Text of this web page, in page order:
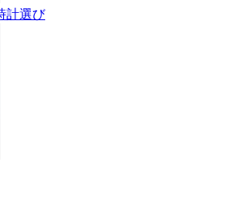
計選び